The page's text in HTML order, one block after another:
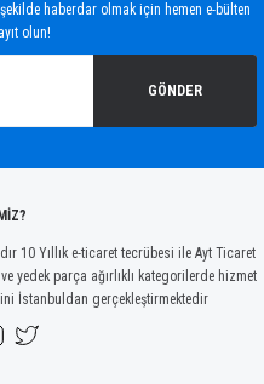
haberdar olmak için hemen e-bülten
olun!
GÖNDER
10 Yıllık e-ticaret tecrübesi ile Ayt Ticaret
yedek parça ağırlıklı kategorilerde hizmet
İstanbuldan gerçekleştirmektedir